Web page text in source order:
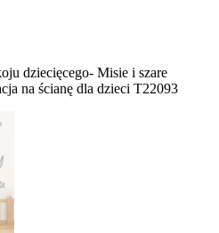
dziecięcego- Misie i szare
na ścianę dla dzieci T22093